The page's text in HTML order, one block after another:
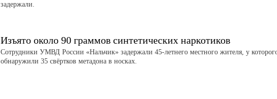
задержали.
Изъято около 90 граммов синтетических наркотиков
Сотрудники УМВД России «Нальчик» задержали 45-летнего местного жителя, у
обнаружили 35 свёртков метадона в носках.